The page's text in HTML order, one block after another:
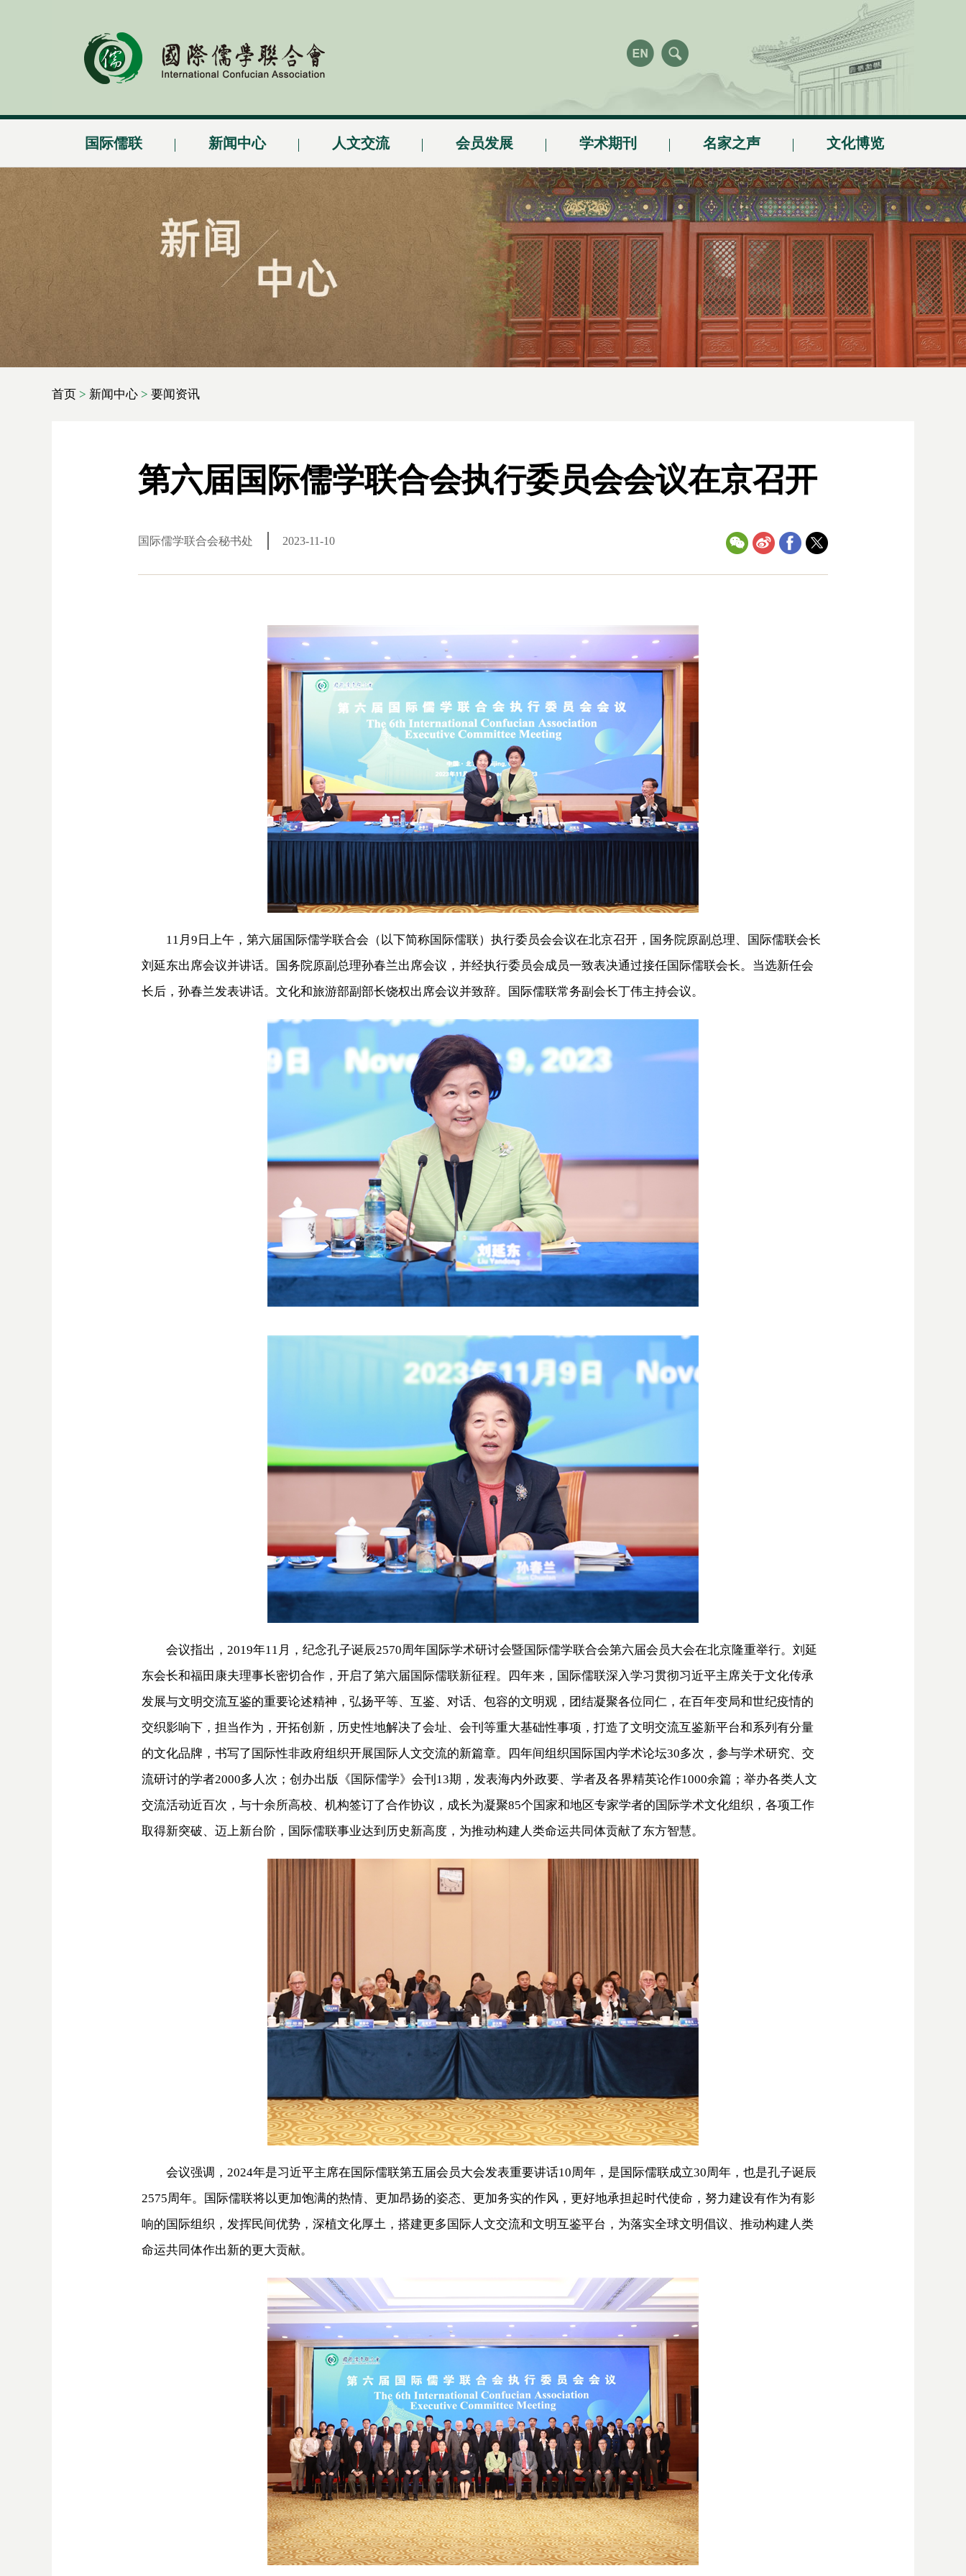
国际儒联 新闻中心 人文交流 会员发展 学术期刊 名家之声 文化博览
首页 > 新闻中心 > 要闻资讯
第六届国际儒学联合会执行委员会会议在京召开
国际儒学联合会秘书处 2023-11-10
11月9日上午，第六届国际儒学联合会（以下简称国际儒联）执行委员会会议在北京召开，国务院原副总理、国际儒联会长
刘延东出席会议并讲话。国务院原副总理孙春兰出席会议，并经执行委员会成员一致表决通过接任国际儒联会长。当选新任会
长后，孙春兰发表讲话。文化和旅游部副部长饶权出席会议并致辞。国际儒联常务副会长丁伟主持会议。
会议指出，2019年11月，纪念孔子诞辰2570周年国际学术研讨会暨国际儒学联合会第六届会员大会在北京隆重举行。刘延
东会长和福田康夫理事长密切合作，开启了第六届国际儒联新征程。四年来，国际儒联深入学习贯彻习近平主席关于文化传承
发展与文明交流互鉴的重要论述精神，弘扬平等、互鉴、对话、包容的文明观，团结凝聚各位同仁，在百年变局和世纪疫情的
交织影响下，担当作为，开拓创新，历史性地解决了会址、会刊等重大基础性事项，打造了文明交流互鉴新平台和系列有分量
的文化品牌，书写了国际性非政府组织开展国际人文交流的新篇章。四年间组织国际国内学术论坛30多次，参与学术研究、交
流研讨的学者2000多人次；创办出版《国际儒学》会刊13期，发表海内外政要、学者及各界精英论作1000余篇；举办各类人文
交流活动近百次，与十余所高校、机构签订了合作协议，成长为凝聚85个国家和地区专家学者的国际学术文化组织，各项工作
取得新突破、迈上新台阶，国际儒联事业达到历史新高度，为推动构建人类命运共同体贡献了东方智慧。
会议强调，2024年是习近平主席在国际儒联第五届会员大会发表重要讲话10周年，是国际儒联成立30周年，也是孔子诞辰
2575周年。国际儒联将以更加饱满的热情、更加昂扬的姿态、更加务实的作风，更好地承担起时代使命，努力建设有作为有影
响的国际组织，发挥民间优势，深植文化厚土，搭建更多国际人文交流和文明互鉴平台，为落实全球文明倡议、推动构建人类
命运共同体作出新的更大贡献。